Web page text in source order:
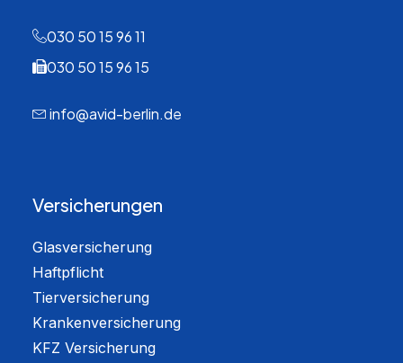
030 50 15 96 11
030 50 15 96 15
info@avid-berlin.de
Versicherungen
Glasversicherung
Haftpflicht
Tierversicherung
Krankenversicherung
KFZ Versicherung